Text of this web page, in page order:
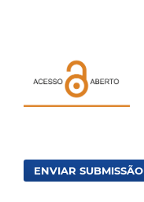
ENVIAR SUBMISSÃO